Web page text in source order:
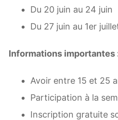
Du 20 juin au 24 juin
Du 27 juin au 1er
Informations importantes
Avoir entre 15 et 25
Participation à la
Inscription gratuite